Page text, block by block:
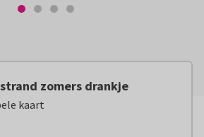
zomers drankje
kaart